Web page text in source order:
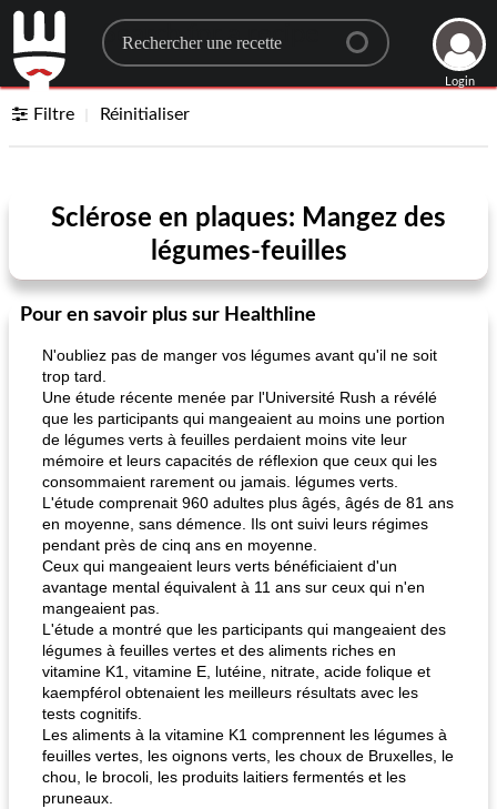
Search for a recipe
Login
Filtre Réinitialiser
Sclérose en plaques: Mangez des
légumes-feuilles
Pour en savoir plus sur Healthline
N'oubliez pas de manger vos légumes avant qu'il ne soit
trop tard.
Une étude récente menée par l'Université Rush a révélé
que les participants qui mangeaient au moins une portion
de légumes verts à feuilles perdaient moins vite leur
mémoire et leurs capacités de réflexion que ceux qui les
consommaient rarement ou jamais. légumes verts.
L'étude comprenait 960 adultes plus âgés, âgés de 81 ans
en moyenne, sans démence. Ils ont suivi leurs régimes
pendant près de cinq ans en moyenne.
Ceux qui mangeaient leurs verts bénéficiaient d'un
avantage mental équivalent à 11 ans sur ceux qui n'en
mangeaient pas.
L'étude a montré que les participants qui mangeaient des
légumes à feuilles vertes et des aliments riches en
vitamine K1, vitamine E, lutéine, nitrate, acide folique et
kaempférol obtenaient les meilleurs résultats avec les
tests cognitifs.
Les aliments à la vitamine K1 comprennent les légumes à
feuilles vertes, les oignons verts, les choux de Bruxelles, le
chou, le brocoli, les produits laitiers fermentés et les
pruneaux.